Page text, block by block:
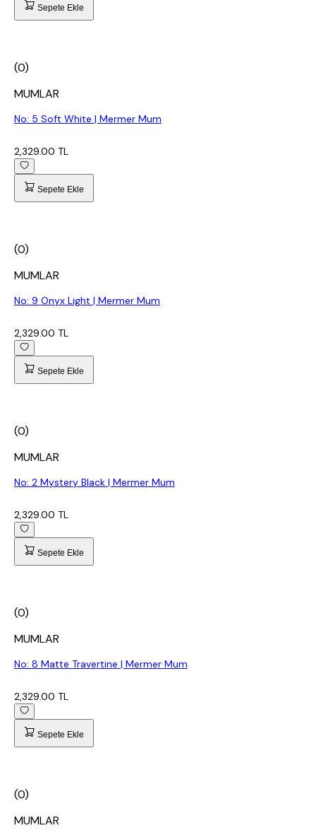
Sepete Ekle
(0)
MUMLAR
No: 5 Soft White | Mermer Mum
2,329.00 TL
Sepete Ekle
(0)
MUMLAR
No: 9 Onyx Light | Mermer Mum
2,329.00 TL
Sepete Ekle
(0)
MUMLAR
No: 2 Mystery Black | Mermer Mum
2,329.00 TL
Sepete Ekle
(0)
MUMLAR
No: 8 Matte Travertine | Mermer Mum
2,329.00 TL
Sepete Ekle
(0)
MUMLAR